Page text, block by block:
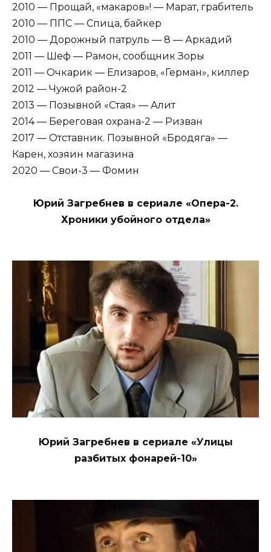
2010 — Прощай, «макаров»! — Марат, грабитель
2010 — ППС — Спица, байкер
2010 — Дорожный патруль — 8 — Аркадий
2011 — Шеф — Рамон, сообщник Зоры
2011 — Очкарик — Елизаров, «Герман», киллер
2012 — Чужой район-2
2013 — Позывной «Стая» — Алит
2014 — Береговая охрана-2 — Ризван
2017 — Отставник. Позывной «Бродяга» —
Карен, хозяин магазина
2020 — Свои-3 — Фомин
Юрий Загребнев в сериале «Опера-2.
Хроники убойного отдела»
Юрий Загребнев в сериале «Улицы
разбитых фонарей-10»